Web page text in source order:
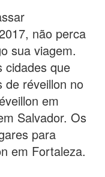
não perca
sua viagem.
cidades que
de réveillon no
em
Salvador. Os
para
em Fortaleza.